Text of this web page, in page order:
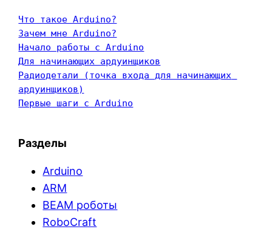
Что такое Arduino?
Зачем мне Arduino?
Начало работы с Arduino
Для начинающих ардуинщиков
Радиодетали (точка входа для начинающих
ардуинщиков)
Первые шаги с Arduino
Разделы
Arduino
ARM
BEAM роботы
RoboCraft